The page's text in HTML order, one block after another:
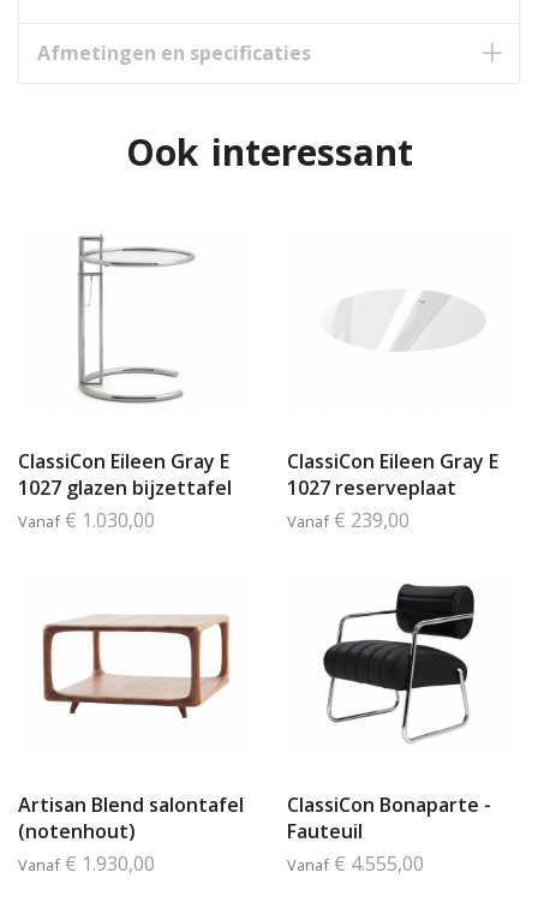
Afmetingen en specificaties
Ook interessant
ClassiCon Eileen Gray E
1027 glazen bijzettafel
Vanaf € 1.030,00
ClassiCon Eileen Gray E
1027 reserveplaat
Vanaf € 239,00
Artisan Blend salontafel
(notenhout)
Vanaf € 1.930,00
ClassiCon Bonaparte -
Fauteuil
Vanaf € 4.555,00